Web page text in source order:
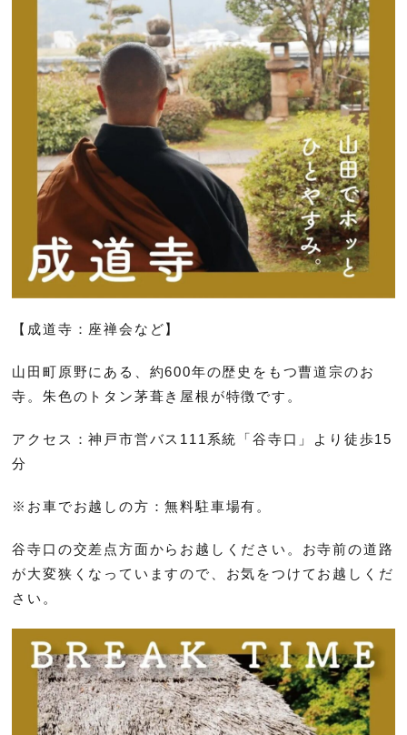
【成道寺：座禅会など】
山田町原野にある、約600年の歴史をもつ曹道宗のお
寺。朱色のトタン茅葺き屋根が特徴です。
アクセス：神戸市営バス111系統「谷寺口」より徒歩15
分
※お車でお越しの方：無料駐車場有。
谷寺口の交差点方面からお越しください。お寺前の道路
が大変狭くなっていますので、お気をつけてお越しくだ
さい。